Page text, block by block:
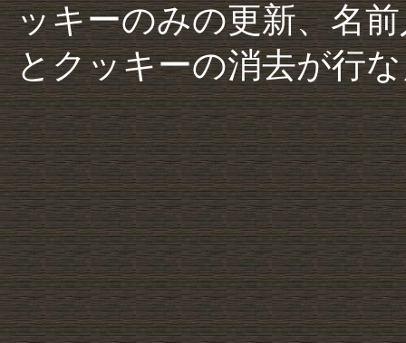
ッキーのみの更新、名
とクッキーの消去が行